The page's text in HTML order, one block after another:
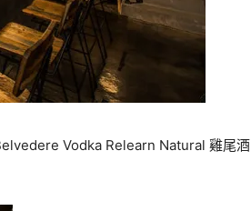
Vodka Relearn Natural 雞尾酒